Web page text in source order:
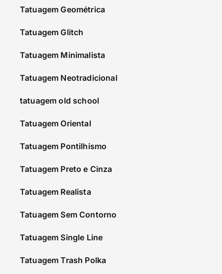
Tatuagem Geométrica
Tatuagem Glitch
Tatuagem Minimalista
Tatuagem Neotradicional
tatuagem old school
Tatuagem Oriental
Tatuagem Pontilhismo
Tatuagem Preto e Cinza
Tatuagem Realista
Tatuagem Sem Contorno
Tatuagem Single Line
Tatuagem Trash Polka